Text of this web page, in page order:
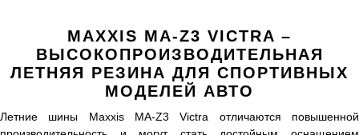
MAXXIS MA-Z3 VICTRA –
ВЫСОКОПРОИЗВОДИТЕЛЬНАЯ
ЛЕТНЯЯ РЕЗИНА ДЛЯ СПОРТИВНЫХ
МОДЕЛЕЙ АВТО
Летние шины Maxxis MA-Z3 Victra отличаются повышенной